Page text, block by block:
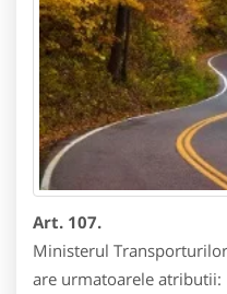
Art. 107.
Ministerul
are urmatoarele atributii: